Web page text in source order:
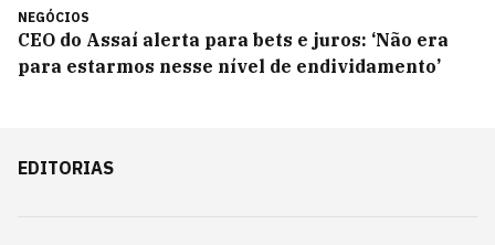
NEGÓCIOS
CEO do Assaí alerta para bets e juros: ‘Não era
para estarmos nesse nível de endividamento’
EDITORIAS